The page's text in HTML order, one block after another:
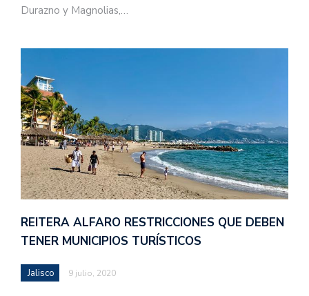
Durazno y Magnolias,…
REITERA ALFARO RESTRICCIONES QUE DEBEN
TENER MUNICIPIOS TURÍSTICOS
Jalisco 9 julio, 2020